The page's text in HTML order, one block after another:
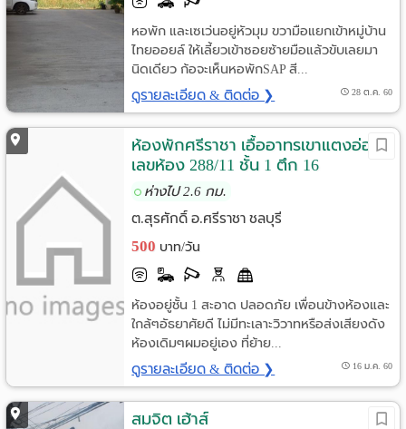
หอพัก และเซเว่นอยู่หัวมุม ขวามือแยกเข้าหมู่บ้าน
ไทยออยล์ ให้เลี้ยวเข้าซอยซ้ายมือแล้วขับเลยมา
นิดเดียว ก้อจะเห็นหอพักSAP สี...
ดูรายละเอียด & ติดต่อ ❯ 28 ต.ค. 60
ห้องพักศรีราชา เอื้ออาทรเขาแตงอ่อน
เลขห้อง 288/11 ชั้น 1 ตึก 16
ห่างไป 2.6 กม.
ต.สุรศักดิ์ อ.ศรีราชา ชลบุรี
500 บาท/วัน
ห้องอยู่ชั้น 1 สะอาด ปลอดภัย เพื่อนข้างห้องและ
ใกล้ๆอัธยาศัยดี ไม่มีทะเลาะวิวาทหรือส่งเสียงดัง
ห้องเดิมๆผมอยู่เอง ที่ย้าย...
ดูรายละเอียด & ติดต่อ ❯ 16 ม.ค. 60
สมจิต เฮ้าส์